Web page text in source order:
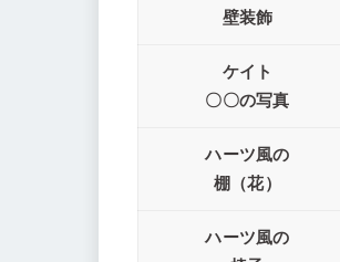
壁装飾
ケイト
〇〇の写真
ハーツ風の
棚（花）
ハーツ風の